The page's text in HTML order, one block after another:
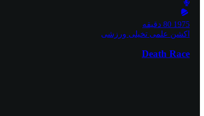
1975 80 دقیقه
اکشن علمی تخیلی ورزشی
Death Race